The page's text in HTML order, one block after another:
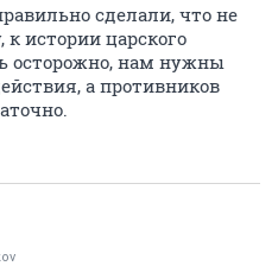
сделали, что не
истории царского
осторожно, нам нужны
а противников